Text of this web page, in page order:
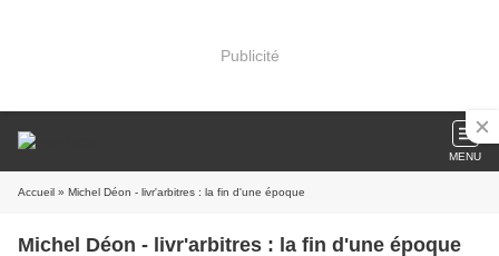
Publicité
MENU
Accueil » Michel Déon - livr'arbitres : la fin d'une époque
Michel Déon - livr'arbitres : la fin d'une époque